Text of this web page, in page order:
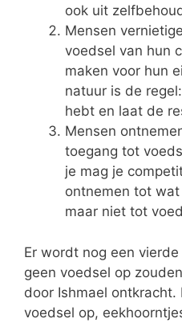
ook uit
Mensen
voedsel van hun
maken voor hun
natuur is de
hebt en laat de
Mensen
toegang tot
je mag je
ontnemen tot
maar niet tot
Er wordt nog een
geen voedsel op
door Ishmael ontkracht.
voedsel op,